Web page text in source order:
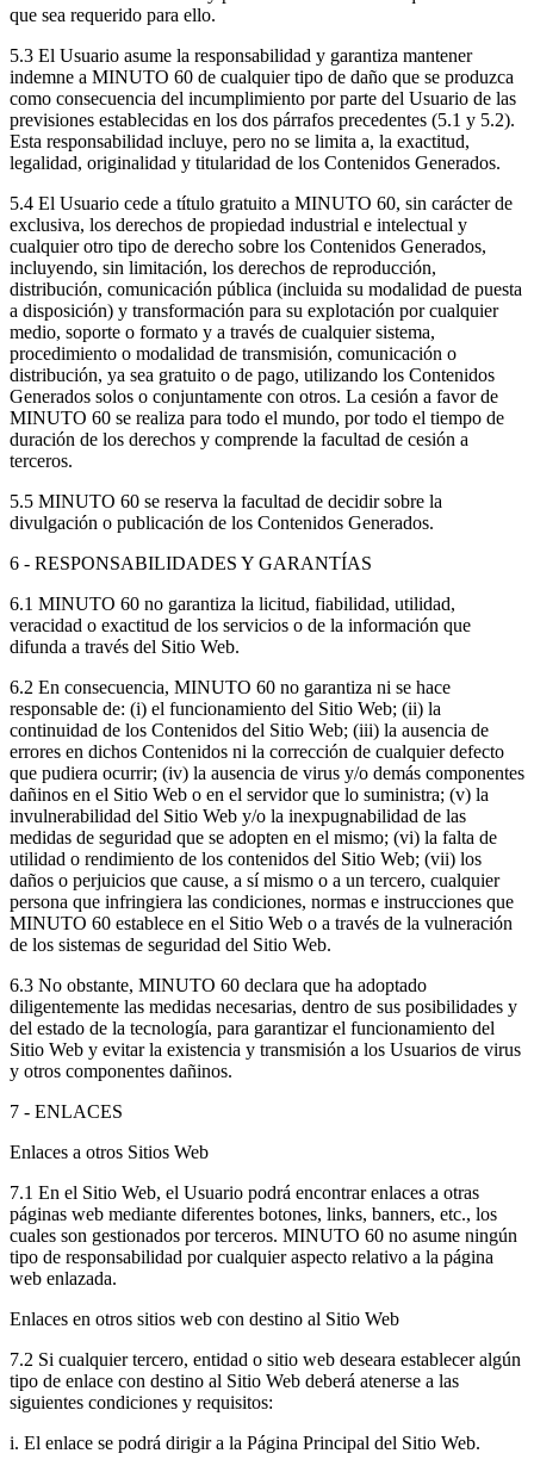
que sea requerido para ello.
5.3 El Usuario asume la responsabilidad y garantiza mantener
indemne a MINUTO 60 de cualquier tipo de daño que se produzca
como consecuencia del incumplimiento por parte del Usuario de las
previsiones establecidas en los dos párrafos precedentes (5.1 y 5.2).
Esta responsabilidad incluye, pero no se limita a, la exactitud,
legalidad, originalidad y titularidad de los Contenidos Generados.
5.4 El Usuario cede a título gratuito a MINUTO 60, sin carácter de
exclusiva, los derechos de propiedad industrial e intelectual y
cualquier otro tipo de derecho sobre los Contenidos Generados,
incluyendo, sin limitación, los derechos de reproducción,
distribución, comunicación pública (incluida su modalidad de puesta
a disposición) y transformación para su explotación por cualquier
medio, soporte o formato y a través de cualquier sistema,
procedimiento o modalidad de transmisión, comunicación o
distribución, ya sea gratuito o de pago, utilizando los Contenidos
Generados solos o conjuntamente con otros. La cesión a favor de
MINUTO 60 se realiza para todo el mundo, por todo el tiempo de
duración de los derechos y comprende la facultad de cesión a
terceros.
5.5 MINUTO 60 se reserva la facultad de decidir sobre la
divulgación o publicación de los Contenidos Generados.
6 - RESPONSABILIDADES Y GARANTÍAS
6.1 MINUTO 60 no garantiza la licitud, fiabilidad, utilidad,
veracidad o exactitud de los servicios o de la información que
difunda a través del Sitio Web.
6.2 En consecuencia, MINUTO 60 no garantiza ni se hace
responsable de: (i) el funcionamiento del Sitio Web; (ii) la
continuidad de los Contenidos del Sitio Web; (iii) la ausencia de
errores en dichos Contenidos ni la corrección de cualquier defecto
que pudiera ocurrir; (iv) la ausencia de virus y/o demás componentes
dañinos en el Sitio Web o en el servidor que lo suministra; (v) la
invulnerabilidad del Sitio Web y/o la inexpugnabilidad de las
medidas de seguridad que se adopten en el mismo; (vi) la falta de
utilidad o rendimiento de los contenidos del Sitio Web; (vii) los
daños o perjuicios que cause, a sí mismo o a un tercero, cualquier
persona que infringiera las condiciones, normas e instrucciones que
MINUTO 60 establece en el Sitio Web o a través de la vulneración
de los sistemas de seguridad del Sitio Web.
6.3 No obstante, MINUTO 60 declara que ha adoptado
diligentemente las medidas necesarias, dentro de sus posibilidades y
del estado de la tecnología, para garantizar el funcionamiento del
Sitio Web y evitar la existencia y transmisión a los Usuarios de virus
y otros componentes dañinos.
7 - ENLACES
Enlaces a otros Sitios Web
7.1 En el Sitio Web, el Usuario podrá encontrar enlaces a otras
páginas web mediante diferentes botones, links, banners, etc., los
cuales son gestionados por terceros. MINUTO 60 no asume ningún
tipo de responsabilidad por cualquier aspecto relativo a la página
web enlazada.
Enlaces en otros sitios web con destino al Sitio Web
7.2 Si cualquier tercero, entidad o sitio web deseara establecer algún
tipo de enlace con destino al Sitio Web deberá atenerse a las
siguientes condiciones y requisitos:
i. El enlace se podrá dirigir a la Página Principal del Sitio Web.